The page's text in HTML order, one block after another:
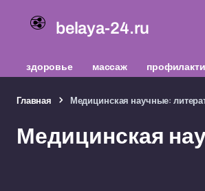
belaya-24.ru
здоровье массаж
Главная Медицинская научные:
Медицинская